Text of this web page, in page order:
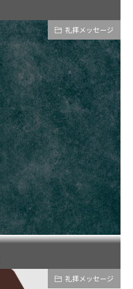
礼拝メッセージ
礼拝メッセージ